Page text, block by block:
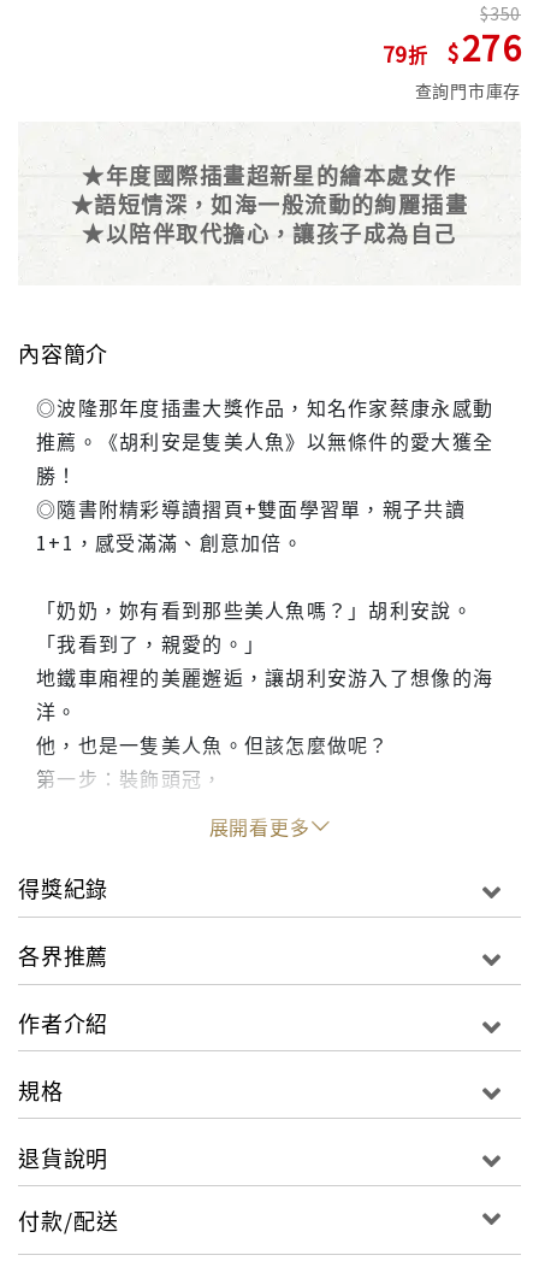
79
350
276
查詢門市庫存
★年度國際插畫超新星的繪本處女作
★語短情深，如海一般流動的絢麗插畫
★以陪伴取代擔心，讓孩子成為自己
內容簡介
◎波隆那年度插畫大獎作品，知名作家蔡康永感動
推薦。《胡利安是隻美人魚》以無條件的愛大獲全
勝！
◎隨書附精彩導讀摺頁+雙面學習單，親子共讀
1+1，感受滿滿、創意加倍。
「奶奶，妳有看到那些美人魚嗎？」胡利安說。
「我看到了，親愛的。」
地鐵車廂裡的美麗邂逅，讓胡利安游入了想像的海
洋。
他，也是一隻美人魚。但該怎麼做呢？
第一步：裝飾頭冠，
第二步：為臉頰嘴唇增添色彩，
第三步：綁上床單人魚尾巴，大功告成！
可是奶奶能接受美人魚胡利安嗎？讓他綻放光采的
舞台又會在哪裡呢？
★4~8歲親子共讀，8歲以上自行閱讀
【內容簡介】
每週六早上，胡利安都會跟奶奶去游泳。有天胡利
安在地鐵上看到三個女人，一切就變了。她們美麗
的頭髮，她們沙沙作響、閃閃發亮的美人魚禮服，
還有她們全然的自信，都讓胡利安深深著迷。胡利
安一回到家，就一心想變成一隻美人魚。
但，奶奶會怎麼想呢？
展開看更多
得獎紀錄
各界推薦
作者介紹
規格
退貨說明
付款/配送